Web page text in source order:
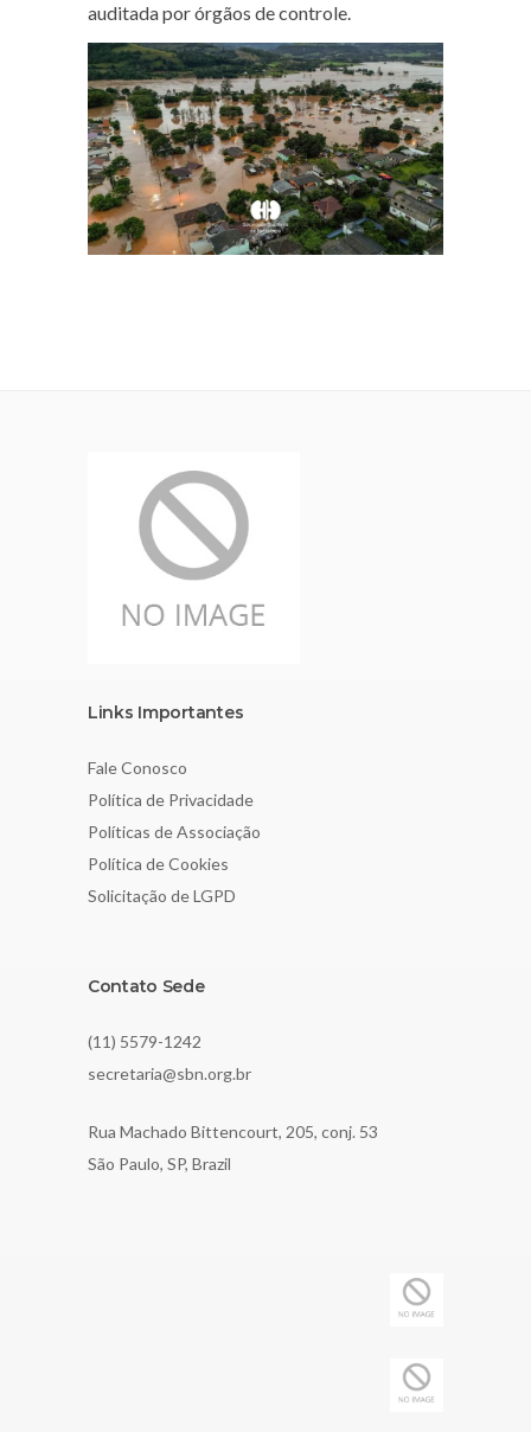
auditada por órgãos de controle.
Links Importantes
Fale Conosco
Política de Privacidade
Políticas de Associação
Política de Cookies
Solicitação de LGPD
Contato Sede
(11) 5579-1242
secretaria@sbn.org.br
Rua Machado Bittencourt, 205, conj. 53
São Paulo, SP, Brazil